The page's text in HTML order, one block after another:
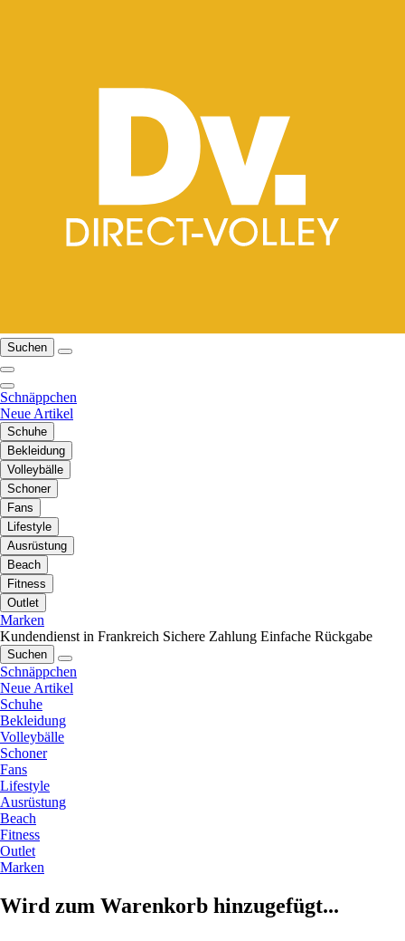
Suchen
Schnäppchen
Neue Artikel
Schuhe
Bekleidung
Volleybälle
Schoner
Fans
Lifestyle
Ausrüstung
Beach
Fitness
Outlet
Marken
Kundendienst in Frankreich Sichere Zahlung Einfache Rückgabe
Suchen
Schnäppchen
Neue Artikel
Schuhe
Bekleidung
Volleybälle
Schoner
Fans
Lifestyle
Ausrüstung
Beach
Fitness
Outlet
Marken
Wird zum Warenkorb hinzugefügt...